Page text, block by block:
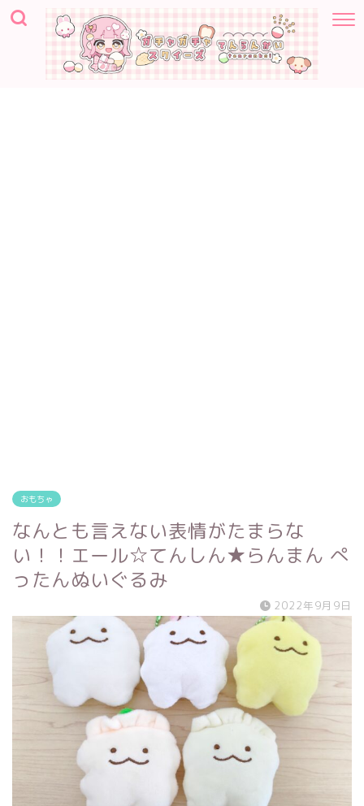
おもちゃ
なんとも言えない表情がたまらな
い！！エール☆てんしん★らんまん ぺ
ったんぬいぐるみ
2022年9月9日